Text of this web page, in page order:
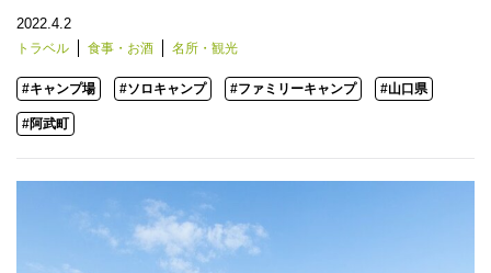
2022.4.2
トラベル 食事・お酒 名所・観光
#キャンプ場 #ソロキャンプ #ファミリーキャンプ #山口県
#阿武町